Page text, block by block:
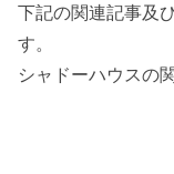
下記の関連記事及
す。
シャドーハウスの